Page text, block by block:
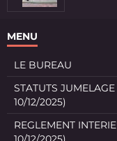
MENU
LE BUREAU
STATUTS
10/12/2025)
REGLEMENT